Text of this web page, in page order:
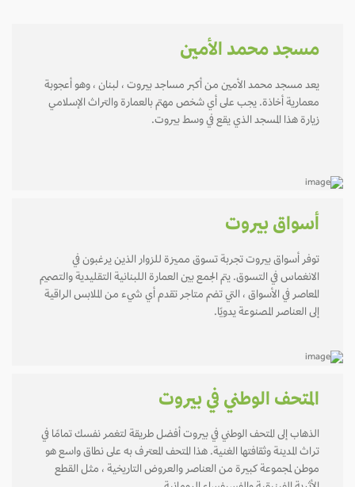
مسجد محمد الأمين
يعد مسجد محمد الأمين من أكبر مساجد بيروت ، لبنان ، وهو أعجوبة
معمارية أخاذة. يجب على أي شخص مهتم بالعمارة والتراث الإسلامي
زيارة هذا المسجد الذي يقع في وسط بيروت.
أسواق بيروت
توفر أسواق بيروت تجربة تسوق مميزة للزوار الذين يرغبون في
الانغماس في التسوق. يتم الجمع بين العمارة اللبنانية التقليدية والتصميم
المعاصر في الأسواق ، التي تضم متاجر تقدم أي شيء من الملابس الراقية
إلى العناصر المصنوعة يدويًا.
المتحف الوطني في بيروت
الذهاب إلى المتحف الوطني في بيروت أفضل طريقة لتغمر نفسك تمامًا في
تراث المدينة وثقافتها الغنية. هذا المتحف المعترف به على نطاق واسع هو
موطن لمجموعة كبيرة من العناصر والعروض التاريخية ، مثل القطع